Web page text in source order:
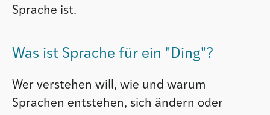
Sprache ist.
Was ist Sprache für ein "Ding"?
Wer verstehen will, wie und warum
Sprachen entstehen, sich ändern oder